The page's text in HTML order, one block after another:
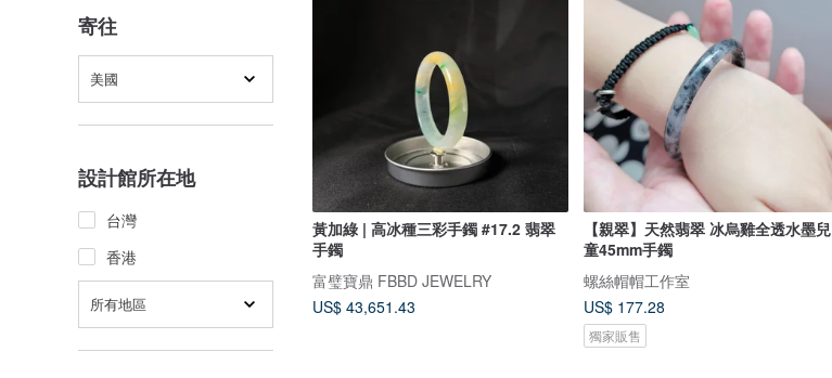
寄往
美國
設計館所在地
台灣
香港
所有地區
黃加綠 | 高冰種三彩手鐲 #17.2 翡翠
手鐲
富璧寶鼎 FBBD JEWELRY
US$ 43,651.43
【親翠】天然翡翠 冰烏雞全透水墨兒
童45mm手鐲
螺絲帽帽工作室
US$ 177.28
獨家販售